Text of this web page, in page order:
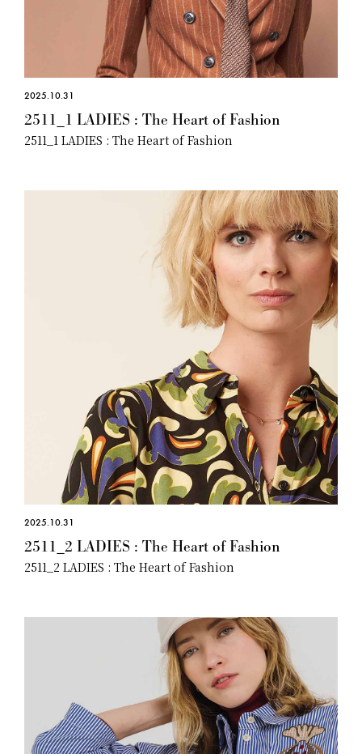
2025.10.31
2511_1 LADIES : The Heart of Fashion
2511_1 LADIES : The Heart of Fashion
2025.10.31
2511_2 LADIES : The Heart of Fashion
2511_2 LADIES : The Heart of Fashion